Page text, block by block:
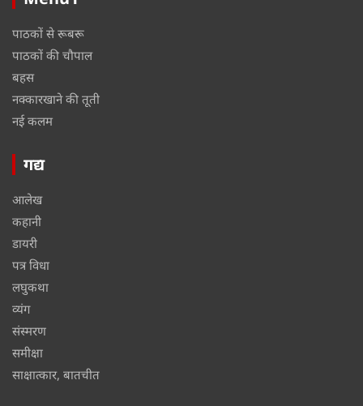
पाठकों से रूबरू
पाठकों की चौपाल
बहस
नक्कारखाने की तूती
नई कलम
गद्य
आलेख
कहानी
डायरी
पत्र विधा
लघुकथा
व्यंग
संस्मरण
समीक्षा
साक्षात्कार, बातचीत